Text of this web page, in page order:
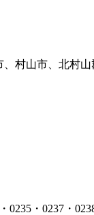
村山市、北村山
・0237・